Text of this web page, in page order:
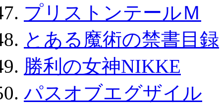
プリストンテールＭ
とある魔術の禁書目録
勝利の女神NIKKE
パスオブエグザイル